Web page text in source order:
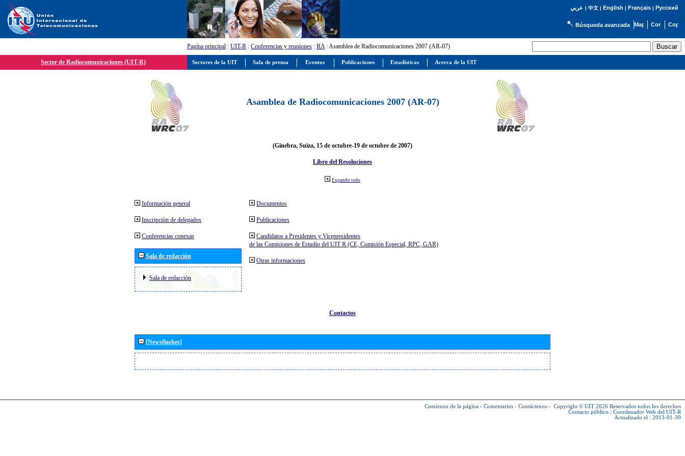
عربي | 中文| English | Français| Русский
Búsqueda avanzada
Pagína principal : UIT-R : Conferencias y reuniones : RA: Asamblea de Radiocomunicaciones 2007 (AR-07)
Sector de Radiocomunicaciones (UIT-R)
Asamblea de Radiocomunicaciones 2007 (AR-07)
(Ginebra, Suiza, 15 de octubre-19 de octubre de 2007)
Libro del Resoluciones
Expandir todo
Información general
Inscripción de delegados
Conferencias conexas
Sala de redacción
Sala de redacción
Documentos
Publicaciones
Candidatos a Presidentes y Vicepresidentes
de las Comisiones de Estudio del UIT R (CE, Comisión Especial, RPC, GAR)
Otras informaciones
Contactos
[Newsflashes]
Comienzo de la página - Comentarios - Contáctenos - Copyright © UIT 2026 Reservados todos los derechos
Contacto público : Coordenador Web del UIT-R
Actualizado el : 2013-01-30
Sectores de la UIT Sala de prensa Eventos Publicaciones Estadísticas Acerca de la UIT